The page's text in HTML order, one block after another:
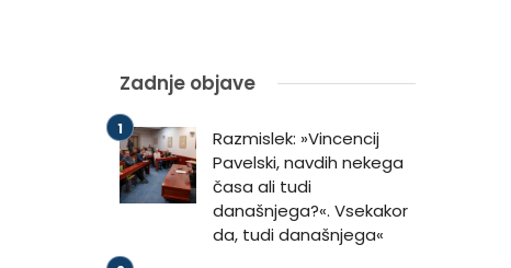
Zadnje objave
Razmislek: »Vincencij
Pavelski, navdih nekega
časa ali tudi
današnjega?«. Vsekakor
da, tudi današnjega«